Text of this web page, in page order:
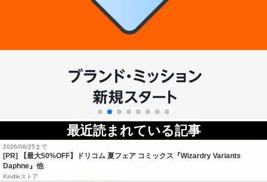
最近読まれている記事
2026/08/25まで
[PR]
【最大50%OFF】ドリコム 夏フェア コミックス『Wizardry Variants
Daphne』他
Kindleストア